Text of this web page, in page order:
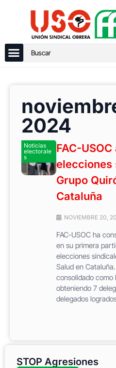
2024
Noticias
electorale
s
FAC-
elecciones
Grupo
Cataluña
NOVIEMBRE 20,
FAC-USOC ha
en su primera
elecciones
Salud en
consolidado como
obteniendo 7
delegados
STOP Agresiones